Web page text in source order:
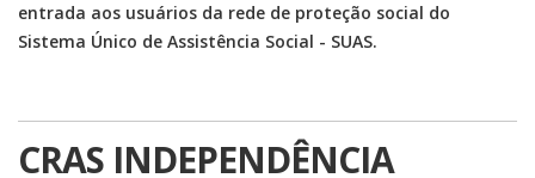
entrada aos usuários da rede de proteção social do
Sistema Único de Assistência Social - SUAS.
CRAS INDEPENDÊNCIA